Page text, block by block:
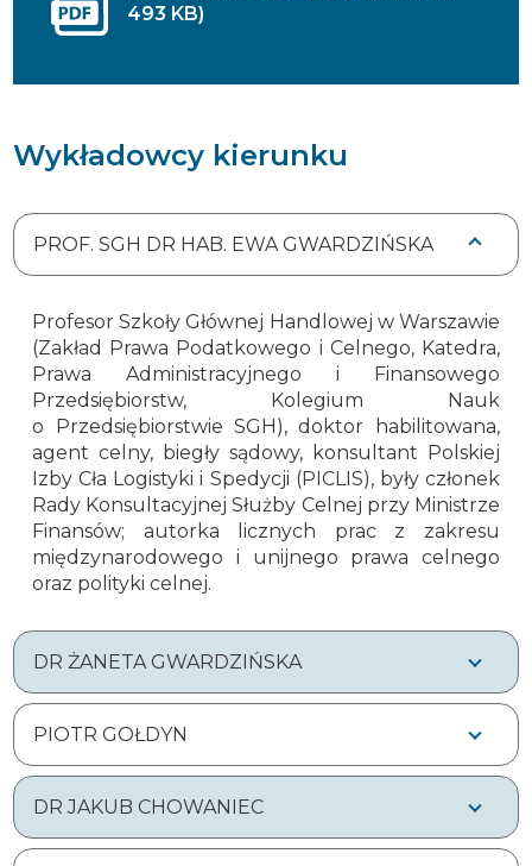
493 KB)
Wykładowcy kierunku
PROF. SGH DR HAB. EWA GWARDZIŃSKA
Profesor Szkoły Głównej Handlowej w Warszawie
(Zakład Prawa Podatkowego i Celnego, Katedra,
Prawa Administracyjnego i Finansowego
Przedsiębiorstw, Kolegium Nauk
o Przedsiębiorstwie SGH), doktor habilitowana,
agent celny, biegły sądowy, konsultant Polskiej
Izby Cła Logistyki i Spedycji (PICLIS), były członek
Rady Konsultacyjnej Służby Celnej przy Ministrze
Finansów; autorka licznych prac z zakresu
międzynarodowego i unijnego prawa celnego
oraz polityki celnej.
DR ŻANETA GWARDZIŃSKA
PIOTR GOŁDYN
DR JAKUB CHOWANIEC